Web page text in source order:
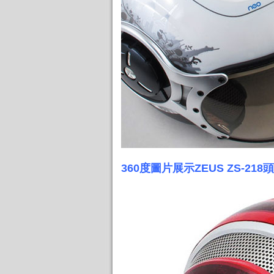
360度圖片展示ZEUS ZS-218